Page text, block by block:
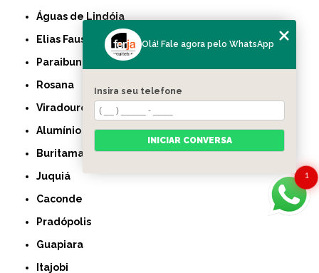
Águas de Lindóia
Elias Fausto
Paraibuna
Rosana
Viradouro
Alumínio
Buritama
Juquiá
Caconde
Pradópolis
Guapiara
Itajobi
1
Olá! Fale agora pelo WhatsApp
Insira seu telefone
INICIAR CONVERSA